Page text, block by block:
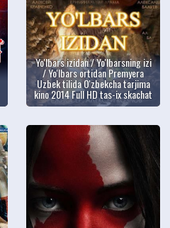
Yo'lbars izidan / Yo'lbarsning izi
/ Yo'lbars ortidan Premyera
Uzbek tilida O'zbekcha tarjima
kino 2014 Full HD tas-ix skachat